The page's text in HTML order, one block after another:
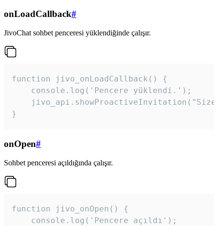
onLoadCallback#
JivoChat sohbet penceresi yüklendiğinde çalışır.
function jivo_onLoadCallback() {
    console.log('Pencere yüklendi.');
}
onOpen#
Sohbet penceresi açıldığında çalışır.
function jivo_onOpen() {
    console.log('Pencere açıldı');